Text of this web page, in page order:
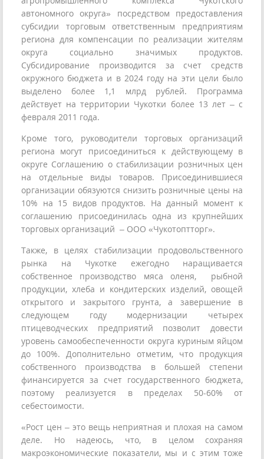
автономного округа» посредством предоставления
субсидии торговым ответственным предприятиям
региона для компенсации по реализации жителям
округа социально значимых продуктов.
Субсидирование производится за счет средств
окружного бюджета и в 2024 году на эти цели было
выделено более 1,1 млрд рублей. Программа
действует на территории Чукотки более 13 лет – с
февраля 2011 года.
Кроме того, руководители торговых организаций
региона могут присоединиться к действующему в
округе Соглашению о стабилизации розничных цен
на отдельные виды товаров. Присоединившиеся
организации обязуются снизить розничные цены на
10% на 15 видов продуктов. На данный момент к
соглашению присоединилась одна из крупнейших
торговых организаций – ООО «Чукотоптторг».
Также, в целях стабилизации продовольственного
рынка на Чукотке ежегодно наращивается
собственное производство мяса оленя, рыбной
продукции, хлеба и кондитерских изделий, овощей
открытого и закрытого грунта, а завершение в
следующем году модернизации четырех
птицеводческих предприятий позволит довести
уровень самообеспеченности округа куриным яйцом
до 100%. Дополнительно отметим, что продукция
собственного производства в большей степени
финансируется за счет государственного бюджета,
поэтому реализуется в пределах 50-60% от
себестоимости.
«Рост цен – это вещь неприятная и плохая на самом
деле. Но надеюсь, что, в целом сохраняя
макроэкономические показатели, мы и с этим тоже